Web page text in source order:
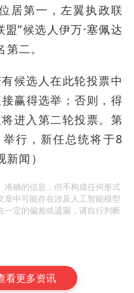
居第一，左翼执政联
”候选人伊万·塞佩达
二。
候选人在此轮投票中
赢得选举；否则，得
进入第二轮投票。第
行，新任总统将于8
闻）
准确的信息，但不构成任何形式
章中可能存在涉及人工智能模型
一定的偏差或遗漏，请自行判断
看更多资讯